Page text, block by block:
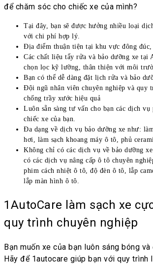
để chăm sóc cho chiếc xe của mình?
Tại đây, bạn sẽ được hưởng nhiều loại
với chi phí hợp lý.
Địa điểm thuận tiện tại khu vực đông đúc,
Các chất liệu tẩy rửa và bảo dưỡng xe tại
chọn lọc kỹ lưỡng, thân thiện với môi
Bạn có thể dễ dàng đặt lịch rửa và bảo
Đội ngũ nhân viên chuyên nghiệp và quy
chống trầy xước hiệu quả
Luôn sẵn sàng tư vấn cho bạn các dịch vụ
chiếc xe của bạn.
Đa dạng về dịch vụ bảo dưỡng xe như:
hơi, làm sạch khoang máy ô tô, phủ
Không chỉ có các dịch vụ về bảo dưỡng
có các dịch vụ nâng cấp ô tô chuyên
phim cách nhiệt ô tô, độ đèn ô tô, lắp
lắp màn hình ô tô.
1AutoCare làm sạch xe
quy trình chuyên nghiệp
Bạn muốn xe của bạn luôn sáng bóng
Hãy để 1autocare giúp bạn với quy trình